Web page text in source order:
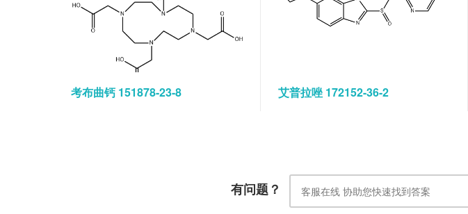
考布曲钙 151878-23-8 艾普拉唑 172152-36-2
有问题？